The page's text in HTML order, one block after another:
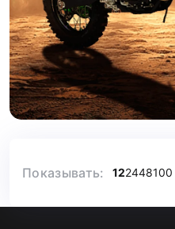
Показывать: 122448100